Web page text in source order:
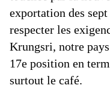
exportation des
respecter les
Krungsri, notre
17e position en
surtout le café.